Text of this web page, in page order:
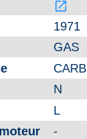
launch
1971
GAS
CARB
N
L
-